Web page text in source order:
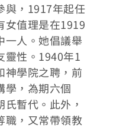
與，1917年起任
女值理是在1919
一人。她倡議舉
靈性。1940年1
神學院之聘，前
學，為期六個
暫代。此外，
職，又常帶領教